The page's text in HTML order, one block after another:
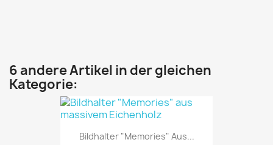
6 andere Artikel in der gleichen
Kategorie:
Bildhalter "Memories" Aus...